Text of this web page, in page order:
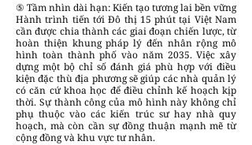
⑤ Tầm nhìn dài hạn: Kiến tạo tương lai bền vững
Hành trình tiến tới Đô thị 15 phút tại Việt Nam
cần được chia thành các giai đoạn chiến lược, từ
hoàn thiện khung pháp lý đến nhân rộng mô
hình toàn thành phố vào năm 2035. Việc xây
dựng một bộ chỉ số đánh giá phù hợp với điều
kiện đặc thù địa phương sẽ giúp các nhà quản lý
có căn cứ khoa học để điều chỉnh kế hoạch kịp
thời. Sự thành công của mô hình này không chỉ
phụ thuộc vào các kiến trúc sư hay nhà quy
hoạch, mà còn cần sự đồng thuận mạnh mẽ từ
cộng đồng và khu vực tư nhân.